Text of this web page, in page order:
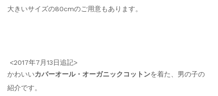
大きいサイズの80cmのご用意もあります。
<2017年7月13日追記>
かわいいカバーオール・オーガニックコットンを着た、男の子の
紹介です。